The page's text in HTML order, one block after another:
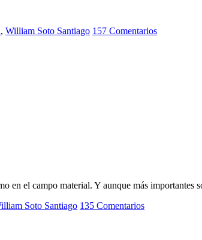
, William Soto Santiago 157 Comentarios
en el campo material. Y aunque más importantes
Soto Santiago 135 Comentarios